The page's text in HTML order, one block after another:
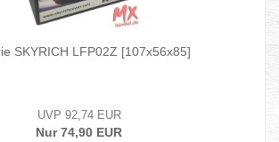
SKYRICH LFP02Z [107x56x85]
UVP 92,74 EUR
Nur 74,90 EUR